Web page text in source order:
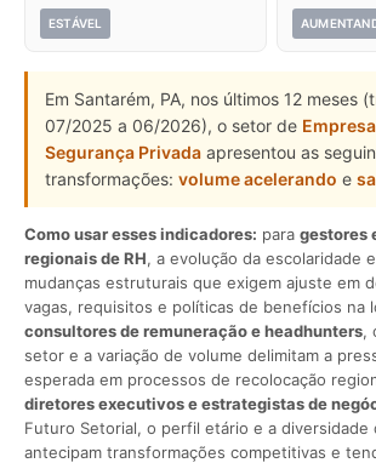
ESTÁVEL
Em Santarém, PA, nos últimos 12 meses
07/2025 a 06/2026), o setor de
Segurança Privada apresentou as
transformações: volume acelerando e
Como usar esses indicadores: para gestores
regionais de RH, a evolução da escolaridade
mudanças estruturais que exigem ajuste em
vagas, requisitos e políticas de benefícios na
consultores de remuneração e headhunters,
setor e a variação de volume delimitam a
esperada em processos de recolocação
diretores executivos e estrategistas de
Futuro Setorial, o perfil etário e a diversidade
antecipam transformações competitivas e